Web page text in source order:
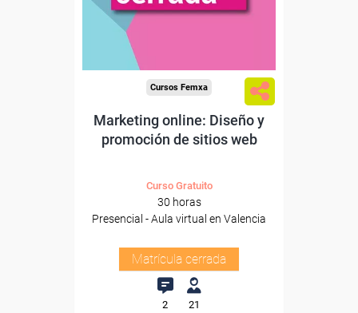
Cursos Femxa
Marketing online: Diseño y
promoción de sitios web
Curso Gratuito
30 horas
Presencial - Aula virtual en Valencia
Matrícula cerrada
2 21